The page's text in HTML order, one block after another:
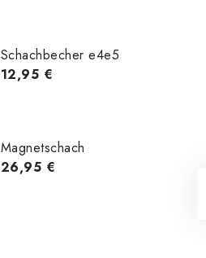
Schachbecher e4e5
12,95 €
Magnetschach
26,95 €